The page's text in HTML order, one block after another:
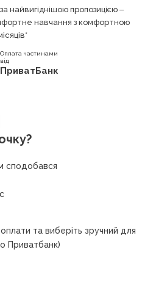
найвигіднішою пропозицією ‒
навчання з комфортною
Оплата частинами
від
ПриватБанк
сподобався
та виберіть зручний для
Приватбанк)